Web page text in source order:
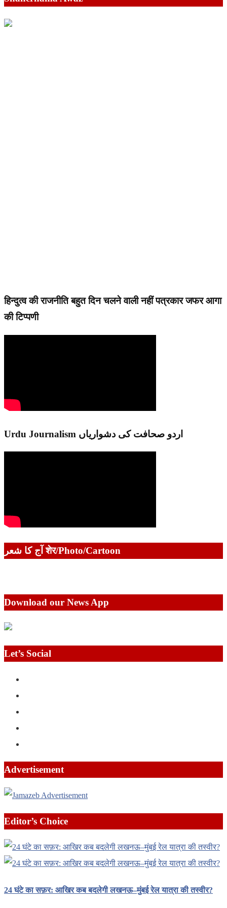
हिन्दुत्व की राजनीति बहुत दिन चलने वाली नहीं पत्रकार जफर आगा
की टिप्पणी
Urdu Journalism اردو صحافت کی دشواریاں
آج کا شعر शेर/Photo/Cartoon
Download our News App
Let’s Social
Advertisement
Editor’s Choice
24 घंटे का सफ़र: आखिर कब बदलेगी लखनऊ–मुंबई रेल यात्रा की तस्वीर?